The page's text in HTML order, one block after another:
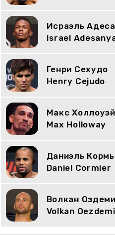
Исраэль
Israel
Генри Сехудо
Henry Cejudo
Макс Холлоуэй
Max Holloway
Даниэль
Daniel Cormier
Волкан
Volkan